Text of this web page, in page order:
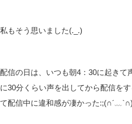
私もそう思いました(._.)
配信の日は、いつも朝4：30に起きて
に30分くらい声を出してから配信を
て配信中に違和感が凄かった